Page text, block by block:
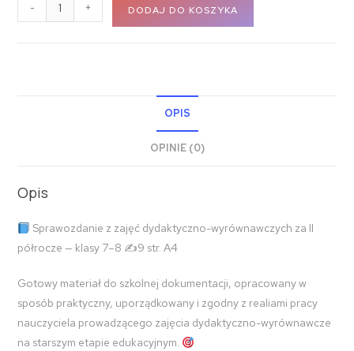
- + DODAJ DO KOSZYKA
OPIS
OPINIE (0)
Opis
Sprawozdanie z zajęć dydaktyczno-wyrównawczych za II
półrocze — klasy 7–8 ✍9 str. A4
Gotowy materiał do szkolnej dokumentacji, opracowany w
sposób praktyczny, uporządkowany i zgodny z realiami pracy
nauczyciela prowadzącego zajęcia dydaktyczno-wyrównawcze
na starszym etapie edukacyjnym.